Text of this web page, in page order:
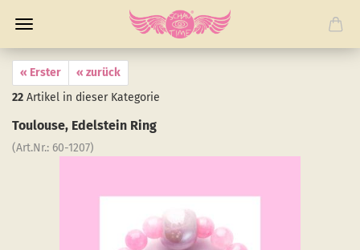
« Erster
« zurück
22 Artikel in dieser Kategorie
Tou­lou­se, Edel­stein Ring
(Art.Nr.: 60-​1207)